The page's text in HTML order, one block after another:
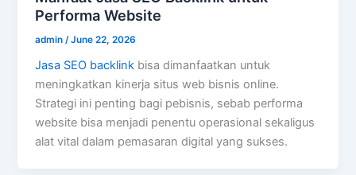
Performa Website
admin /June 22, 2026
Jasa SEO backlink bisa dimanfaatkan untuk
meningkatkan kinerja situs web bisnis online.
Strategi ini penting bagi pebisnis, sebab performa
website bisa menjadi penentu operasional sekaligus
alat vital dalam pemasaran digital yang sukses.